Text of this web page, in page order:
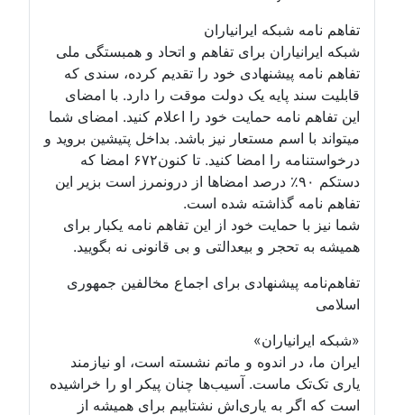
تفاهم نامه شبکه ایرانیاران
شبکه ایرانیاران برای تفاهم و اتحاد و همبستگی ملی
تفاهم نامه پیشنهادی خود را تقدیم کرده، سندی که
قابلیت سند پایه یک دولت موقت را دارد. با امضای
این تفاهم نامه حمایت خود را اعلام کنید. امضای شما
میتواند با اسم مستعار نیز باشد. بداخل پتیشین بروید و
درخواستنامه را امضا کنید. تا کنون۶۷۲ امضا که
دستکم ۹۰٪ درصد امضاها از درونمرز است بزیر این
تفاهم نامه گذاشته شده است.
شما نیز با حمایت خود از این تفاهم نامه یکبار برای
همیشه به تحجر و بیعدالتی و بی قانونی نه بگویید.
تفاهم‌نامه پیشنهادی برای اجماع مخالفین جمهوری
اسلامی
«شبکه ایرانیاران»
ایران ما، در اندوه و ماتم نشسته است، او نیازمند
یاری تک‌تک ماست. آسیب‌ها چنان پیکر او را خراشیده
است که اگر به یاری‌اش نشتابیم برای همیشه از